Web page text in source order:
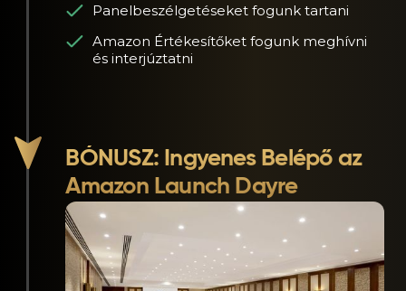
Panelbeszélgetéseket fogunk tartani
Amazon Értékesítőket fogunk meghívni
és interjúztatni
BÓNUSZ: Ingyenes Belépő az
Amazon Launch Dayre